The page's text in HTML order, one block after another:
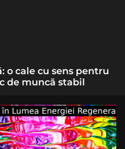
o cale cu sens pentru
de muncă stabil